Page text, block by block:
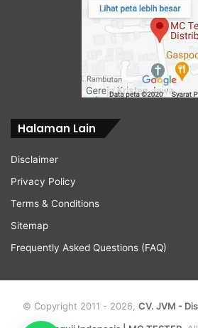
Halaman Lain
Disclaimer
Privacy Policy
Terms & Conditions
Sitemap
Frequently Asked Questions (FAQ)
© Copyright 2011 - 2026, CV. JVM -